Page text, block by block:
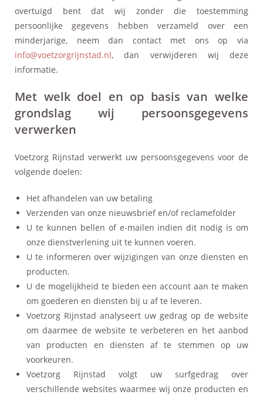
overtuigd bent dat wij zonder die toestemming
persoonlijke gegevens hebben verzameld over een
minderjarige, neem dan contact met ons op via
info@voetzorgrijnstad.nl, dan verwijderen wij deze
informatie.
Met welk doel en op basis van welke
grondslag wij persoonsgegevens
verwerken
Voetzorg Rijnstad verwerkt uw persoonsgegevens voor de
volgende doelen:
Het afhandelen van uw betaling
Verzenden van onze nieuwsbrief en/of reclamefolder
U te kunnen bellen of e-mailen indien dit nodig is om
onze dienstverlening uit te kunnen voeren.
U te informeren over wijzigingen van onze diensten en
producten.
U de mogelijkheid te bieden een account aan te maken
om goederen en diensten bij u af te leveren.
Voetzorg Rijnstad analyseert uw gedrag op de website
om daarmee de website te verbeteren en het aanbod
van producten en diensten af te stemmen op uw
voorkeuren.
Voetzorg Rijnstad volgt uw surfgedrag over
verschillende websites waarmee wij onze producten en